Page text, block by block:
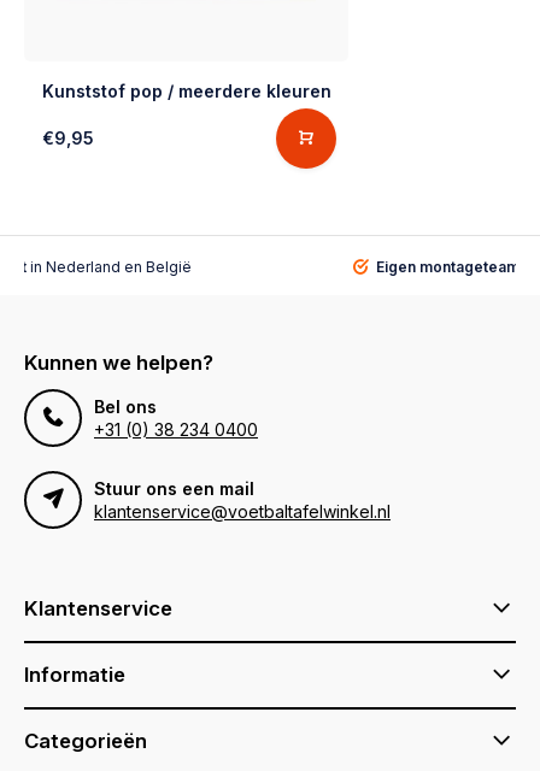
Kunststof pop / meerdere kleuren
€9,95
in Nederland en België Eigen montageteam
Kunnen we helpen?
Bel ons
+31 (0) 38 234 0400
Stuur ons een mail
klantenservice@voetbaltafelwinkel.nl
Klantenservice
Informatie
Categorieën